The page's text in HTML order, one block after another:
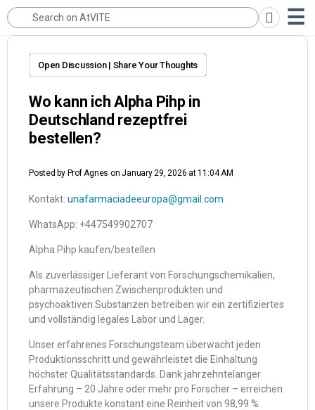
Open Discussion | Share Your Thoughts
Wo kann ich Alpha Pihp in
Deutschland rezeptfrei
bestellen?
Posted by Prof Agnes on January 29, 2026 at 11:04 AM
Kontakt: unafarmaciadeeuropa@gmail.com
WhatsApp: +447549902707
Alpha Pihp kaufen/bestellen
Als zuverlässiger Lieferant von Forschungschemikalien,
pharmazeutischen Zwischenprodukten und
psychoaktiven Substanzen betreiben wir ein zertifiziertes
und vollständig legales Labor und Lager.
Unser erfahrenes Forschungsteam überwacht jeden
Produktionsschritt und gewährleistet die Einhaltung
höchster Qualitätsstandards. Dank jahrzehntelanger
Erfahrung – 20 Jahre oder mehr pro Forscher – erreichen
unsere Produkte konstant eine Reinheit von 98,99 %.